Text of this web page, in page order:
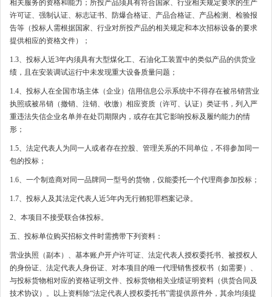
相关服务的资格和能力；所投产品须具有符合国家、行业相关规定要求的生产
许可证、强制认证、标志证书、防爆合格证、产品合格证、产品检测、检验报
告等（投标人需根据国家、行业对所投产品的相关规定和本次招标设备的要求
提供相应的资格文件）；
1.3、投标人近3年内须具有大型煤化工、石油化工装置中的类似产品的供货业
绩，且在安装调试运行中未发现重大设备质量问题；
1.4、投标人在全国市场主体（企业）信用信息公示系统中不得存在被吊销营业
执照或被吊销（撤销、注销、收缴）相应资质（许可、认证）类证书，列入严
重违法失信企业名单并在处罚期限内，或存在其它影响投标及履约能力的情
形；
1.5、法定代表人为同一人或者存在控股、管理关系的不同单位，不得参加同一
包的投标；
1.6、一个制造商对同一品牌同一型号的货物，仅能委托一个代理商参加投标；
1.7、投标人及其法定代表人近5年内无行贿犯罪档案记录。
2、本项目不接受联合体投标。
五、投标单位购买招标文件时需携带下列资料：
营业执照（副本）、基本账户开户许可证、法定代表人授权委托书、被授权人
的身份证、法定代表人身份证、对本项目的唯一代理销售授权书（如需要）、
与投标货物相对应的资格证明文件、投标货物相关业绩证明资料（供货合同及
技术协议）。以上资料除“法定代表人授权委托书”需提供原件外，其余均须提